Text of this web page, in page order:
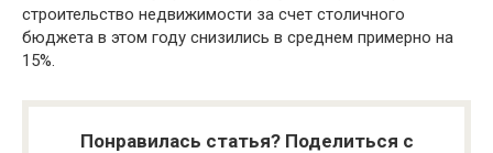
строительство недвижимости за счет столичного
бюджета в этом году снизились в среднем примерно на
15%.
Понравилась статья? Поделиться с